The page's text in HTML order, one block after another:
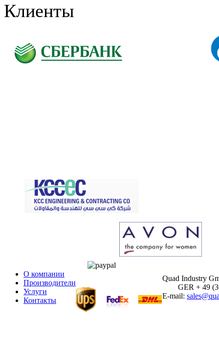
Клиенты
О компании
Производители
Услуги
Контакты
Quad Industry
GER + 49
E-mail: